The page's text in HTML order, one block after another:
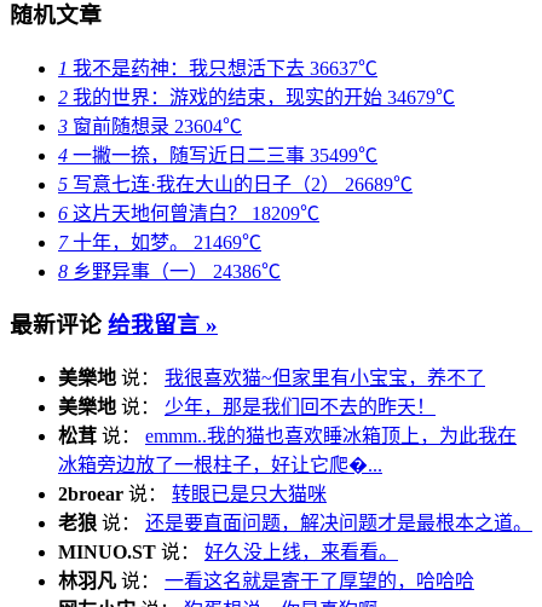
随机文章
1 我不是药神：我只想活下去 36637℃
2 我的世界：游戏的结束，现实的开始 34679℃
3 窗前随想录 23604℃
4 一撇一捺，随写近日二三事 35499℃
5 写意七连·我在大山的日子（2） 26689℃
6 这片天地何曾清白？ 18209℃
7十年，如梦。 21469℃
8 乡野异事（一） 24386℃
最新评论 给我留言 »
美樂地 说： 我很喜欢猫~但家里有小宝宝，养不了
美樂地 说： 少年，那是我们回不去的昨天！
松茸 说： emmm..我的猫也喜欢睡冰箱顶上，为此我在
冰箱旁边放了一根柱子，好让它爬�...
2broear 说： 转眼已是只大猫咪
老狼 说： 还是要直面问题，解决问题才是最根本之道。
MINUO.ST 说： 好久没上线，来看看。
林羽凡 说： 一看这名就是寄于了厚望的，哈哈哈